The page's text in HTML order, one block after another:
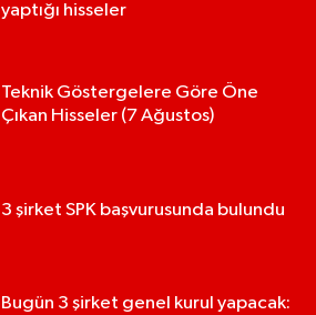
yaptığı hisseler
Teknik Göstergelere Göre Öne
Çıkan Hisseler (7 Ağustos)
3 şirket SPK başvurusunda bulundu
Bugün 3 şirket genel kurul yapacak: